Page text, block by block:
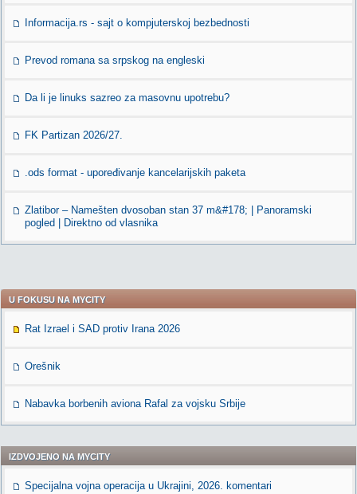
Informacija.rs - sajt o kompjuterskoj bezbednosti
Prevod romana sa srpskog na engleski
Da li je linuks sazreo za masovnu upotrebu?
FK Partizan 2026/27.
.ods format - upoređivanje kancelarijskih paketa
Zlatibor – Namešten dvosoban stan 37 m&#178; | Panoramski
pogled | Direktno od vlasnika
U FOKUSU NA MYCITY
Rat Izrael i SAD protiv Irana 2026
Orešnik
Nabavka borbenih aviona Rafal za vojsku Srbije
IZDVOJENO NA MYCITY
Specijalna vojna operacija u Ukrajini, 2026. komentari